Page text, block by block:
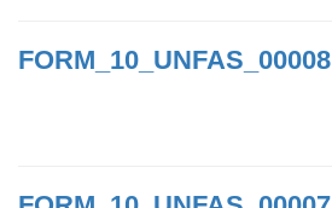
FORM_10_UNFAS_00008